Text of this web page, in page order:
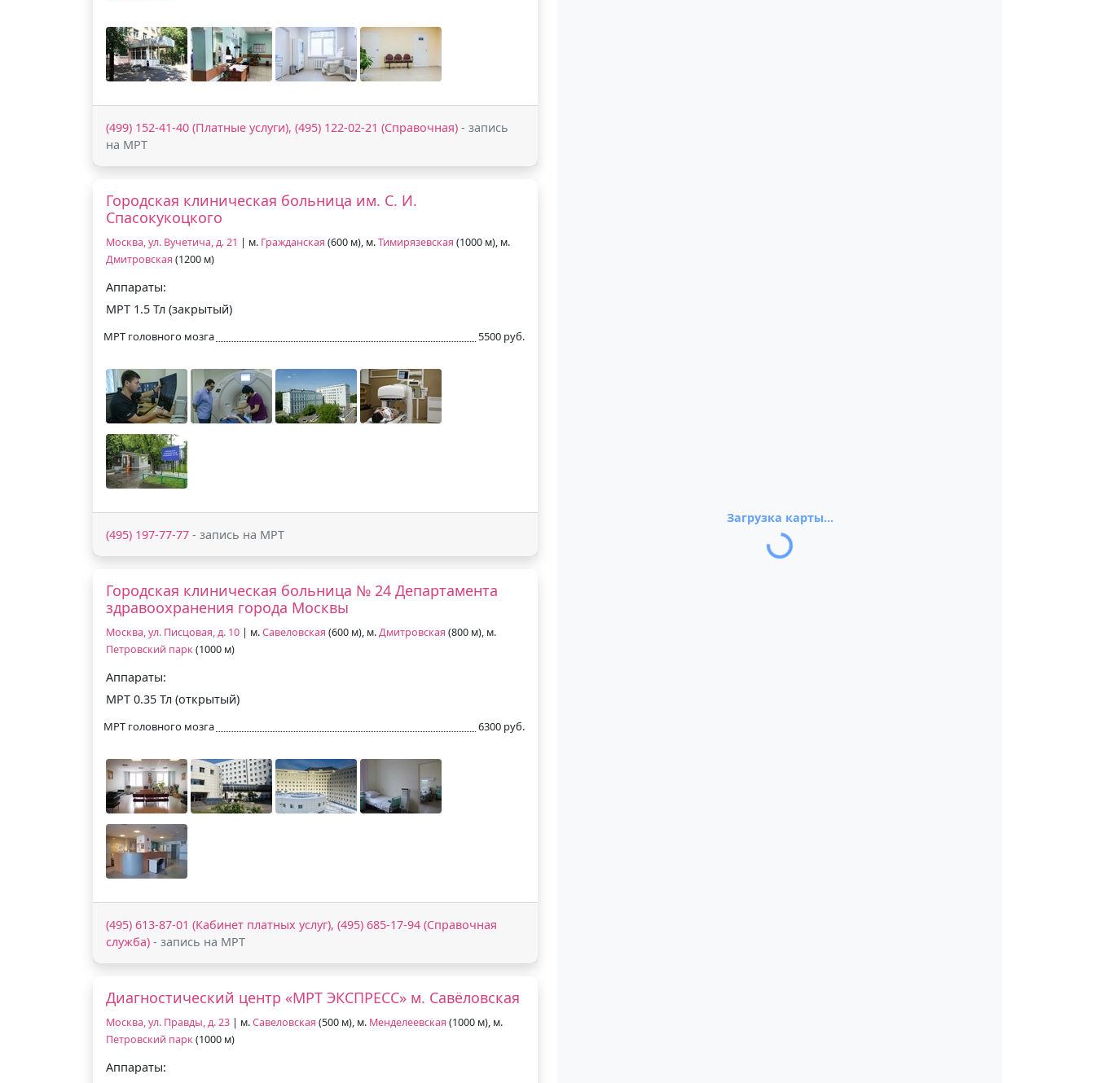
(499) 152-41-40 (Платные услуги), (495) 122-02-21 (Справочная) - запись
на МРТ
Городская клиническая больница им. С. И.
Спасокукоцкого
Москва, ул. Вучетича, д. 21 | м. Гражданская (600 м), м.Тимирязевская (1000 м), м.
Дмитровская (1200 м)
Аппараты:
МРТ 1.5 Тл (закрытый)
МРТ головного мозга 5500 руб.
(495) 197-77-77 - запись на МРТ
Городская клиническая больница № 24 Департамента
здравоохранения города Москвы
Москва, ул. Писцовая, д. 10 | м.Савеловская (600 м), м.Дмитровская (800 м), м.
Петровский парк(1000 м)
Аппараты:
МРТ 0.35 Тл (открытый)
МРТ головного мозга 6300 руб.
(495) 613-87-01 (Кабинет платных услуг), (495) 685-17-94 (Справочная
служба) - запись на МРТ
Диагностический центр «МРТ ЭКСПРЕСС» м. Савёловская
Москва, ул. Правды, д. 23 | м.Савеловская (500 м), м. Менделеевская (1000 м), м.
Петровский парк(1000 м)
Аппараты:
Загрузка карты...